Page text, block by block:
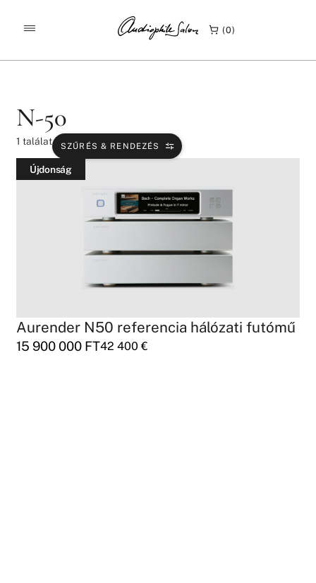
0
KEZDŐLAP TERMÉKEK / N-50
N-50
1 találat SZŰRÉS & RENDEZÉS
Újdonság
Aurender N50 referencia hálózati futómű
15 900 000 FT42 400€